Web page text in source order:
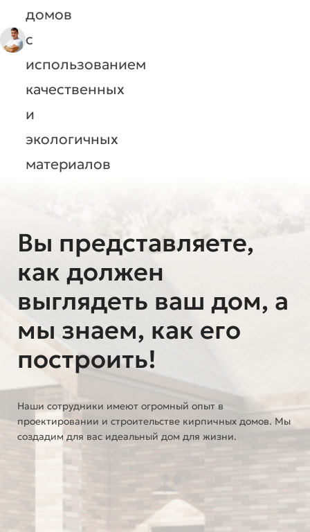
домов
с
использованием
качественных
и
экологичных
материалов
Вы представляете,
как должен
выглядеть ваш дом, а
мы знаем, как его
построить!
Наши сотрудники имеют огромный опыт в
проектировании и строительстве кирпичных домов. Мы
создадим для вас идеальный дом для жизни.